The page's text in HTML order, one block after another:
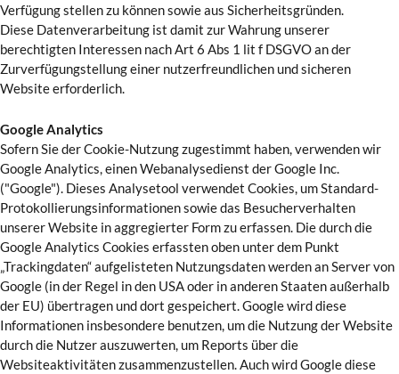
Verfügung stellen zu können sowie aus Sicherheitsgründen.
Diese Datenverarbeitung ist damit zur Wahrung unserer
berechtigten Interessen nach Art 6 Abs 1 lit f DSGVO an der
Zurverfügungstellung einer nutzerfreundlichen und sicheren
Website erforderlich.
Google Analytics
Sofern Sie der Cookie-Nutzung zugestimmt haben, verwenden wir
Google Analytics, einen Webanalysedienst der Google Inc.
("Google"). Dieses Analysetool verwendet Cookies, um Standard-
Protokollierungsinformationen sowie das Besucherverhalten
unserer Website in aggregierter Form zu erfassen. Die durch die
Google Analytics Cookies erfassten oben unter dem Punkt
„Trackingdaten“ aufgelisteten Nutzungsdaten werden an Server von
Google (in der Regel in den USA oder in anderen Staaten außerhalb
der EU) übertragen und dort gespeichert. Google wird diese
Informationen insbesondere benutzen, um die Nutzung der Website
durch die Nutzer auszuwerten, um Reports über die
Websiteaktivitäten zusammenzustellen. Auch wird Google diese